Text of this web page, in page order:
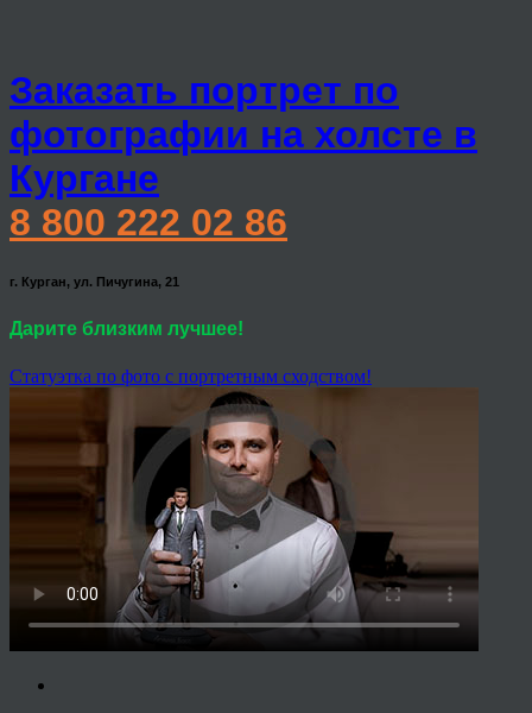
Заказать портрет по
фотографии на холсте в
Кургане
8 800 222 02 86
г. Курган, ул. Пичугина, 21
Дарите близким лучшее!
Статуэтка по фото с портретным сходством!